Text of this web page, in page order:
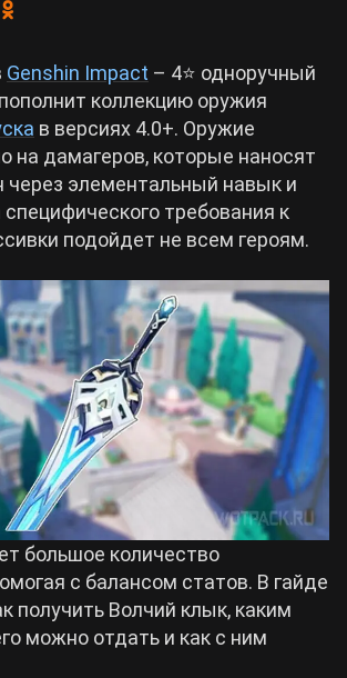
Zero
Deliverance 2
2
Zone Zero
to Everness
Endfield
Waves
2077
of Exile 2
Genshin Impact – 4⭐ одноручный
коллекцию оружия
в версиях 4.0+. Оружие
на дамагеров, которые наносят
через элементальный навык и
специфического требования к
подойдет не всем героям.
большое количество
с балансом статов. В гайде
получить Волчий клык, каким
можно отдать и как с ним